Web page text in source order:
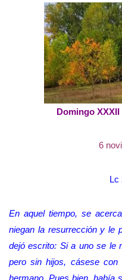
Domingo
6
Lc
En aquel tiempo, se
niegan la resurrección y le
dejó escrito: Si a uno se le
pero sin hijos, cásese
hermano. Pues bien, había